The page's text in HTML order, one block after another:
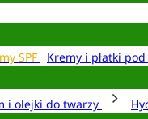
SPF Kremy i płatki pod
i olejki do twarzy